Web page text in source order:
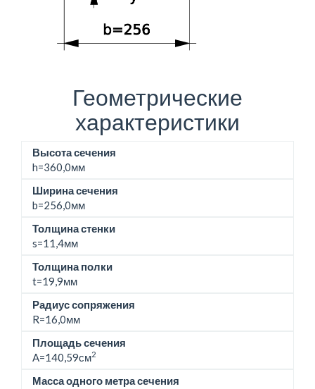
Геометрические
характеристики
Высота сечения
h=360,0мм
Ширина сечения
b=256,0мм
Толщина стенки
s=11,4мм
Толщина полки
t=19,9мм
Радиус сопряжения
R=16,0мм
Площадь сечения
A=140,59см2
Масса одного метра сечения